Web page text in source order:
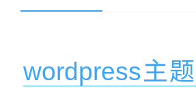
wordpress主